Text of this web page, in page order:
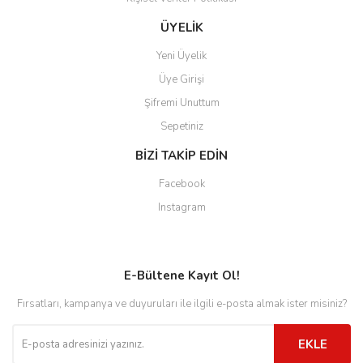
ÜYELİK
Yeni Üyelik
Üye Girişi
Şifremi Unuttum
Sepetiniz
BİZİ TAKİP EDİN
Facebook
Instagram
E-Bültene Kayıt Ol!
Fırsatları, kampanya ve duyuruları ile ilgili e-posta almak ister misiniz?
EKLE